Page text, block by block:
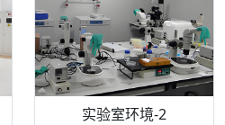
实验室环境-2
机构质检技术员-2
电感耦合等离子体光谱仪